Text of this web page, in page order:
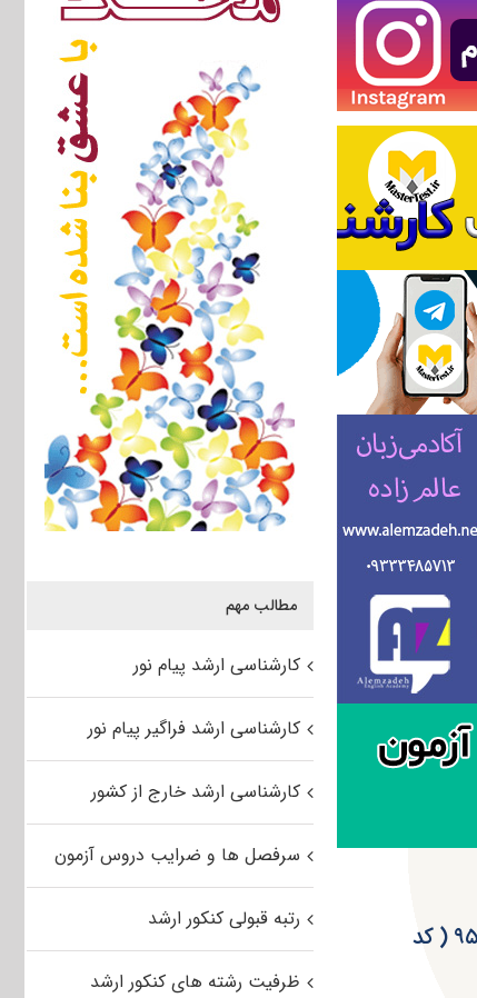
ظرفیت پذیرش مجموعه مهندسی کامپیوتر آزمون کارشناسی ارشد ۹۵ ( کد
مطالب مهم
کارشناسی ارشد پیام نور
کارشناسی ارشد فراگیر پیام نور
کارشناسی ارشد خارج از کشور
سرفصل ها و ضرایب دروس آزمون
رتبه قبولی کنکور ارشد
ظرفیت رشته های کنکور ارشد